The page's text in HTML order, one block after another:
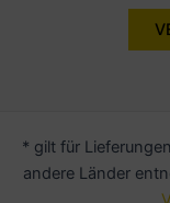
* gilt für
andere Länder